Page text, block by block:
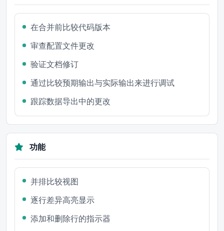
在合并前比较代码版本
审查配置文件更改
验证文档修订
通过比较预期输出与实际输出来进行调试
跟踪数据导出中的更改
功能
并排比较视图
逐行差异高亮显示
添加和删除行的指示器